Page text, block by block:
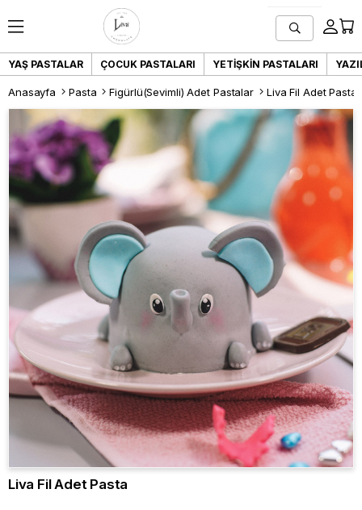
YAŞ PASTALAR ÇOCUK PASTALARI YETIŞKIN PASTALARI
Anasayfa Pasta Figürlü(Sevimli) Adet Pastalar Liva Fil Adet Pasta
Liva Fil Adet Pasta